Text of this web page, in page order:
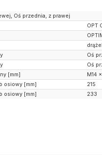
Oś przednia, z prawej
OPT
Oś
Oś
[mm]
M14
osiowy [mm]
215
osiowy [mm]
233